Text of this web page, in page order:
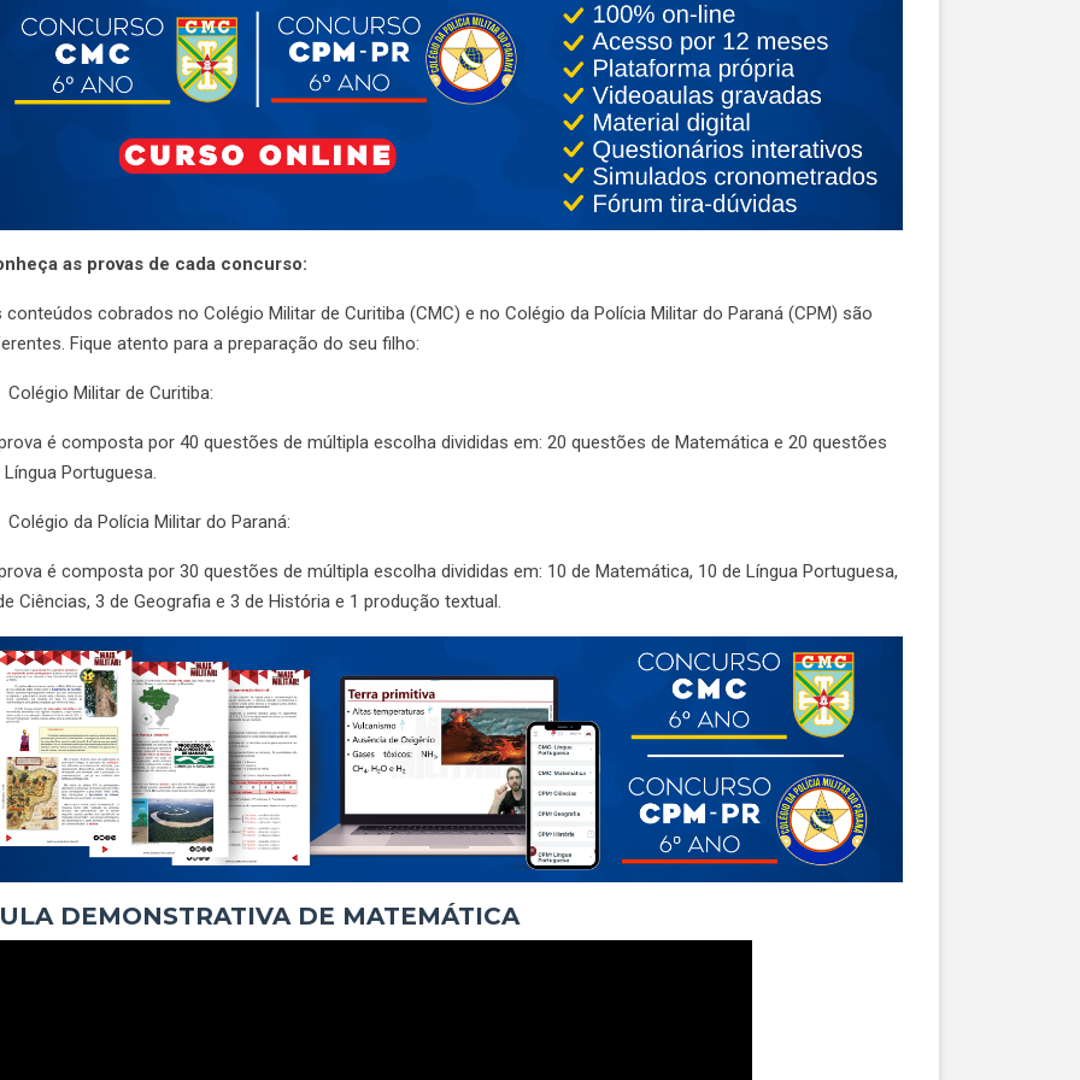
as provas de cada concurso:
conteúdos cobrados no Colégio Militar de Curitiba (CMC) e no Colégio da Polícia Militar do Paraná (CPM) são
Fique atento para a preparação do seu filho:
Colégio Militar de Curitiba:
é composta por 40 questões de múltipla escolha divididas em: 20 questões de Matemática e 20 questões
Língua Portuguesa.
Colégio da Polícia Militar do Paraná:
é composta por 30 questões de múltipla escolha divididas em: 10 de Matemática, 10 de Língua Portuguesa,
Ciências, 3 de Geografia e 3 de História e 1 produção textual.
DEMONSTRATIVA DE MATEMÁTICA